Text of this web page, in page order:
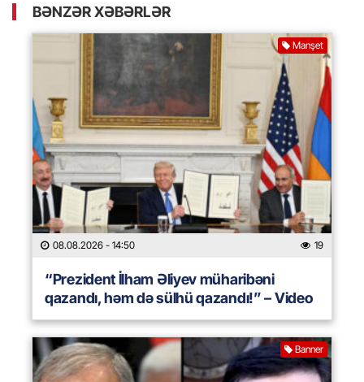
BƏNZƏR XƏBƏRLƏR
Manşet
08.08.2026 - 14:50 19
“Prezident İlham Əliyev müharibəni
qazandı, həm də sülhü qazandı!” – Video
Banner